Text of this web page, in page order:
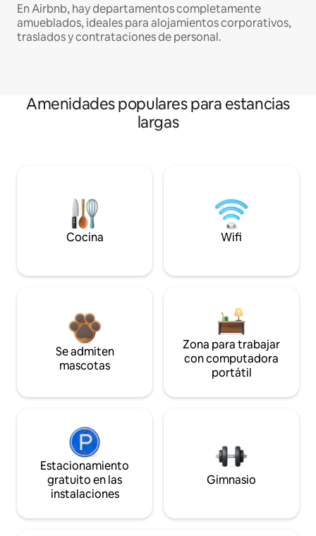
En Airbnb, hay departamentos completamente
amueblados, ideales para alojamientos corporativos,
traslados y contrataciones de personal.
Amenidades populares para estancias
largas
Cocina Wifi
Se admiten
mascotas
Zona para trabajar
con computadora
portátil
Estacionamiento
gratuito en las
instalaciones
Gimnasio